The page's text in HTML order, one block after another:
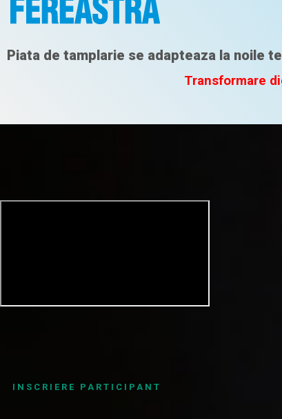
Piata de tamplarie se adapteaza la noile
Transformare
INSCRIERE PARTICIPANT